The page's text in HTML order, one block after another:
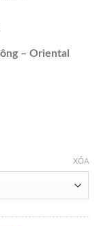
– Oriental
XÓA